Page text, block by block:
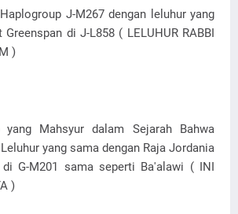
J-M267 dengan leluhur yang
di J-L858 ( LELUHUR RABBI
)
Mahsyur dalam Sejarah Bahwa
yang sama dengan Raja Jordania
G-M201 sama seperti Ba'alawi ( INI
)